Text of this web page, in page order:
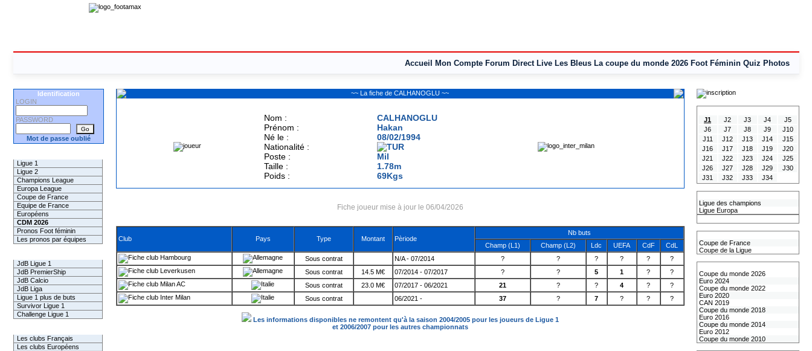
Accueil Mon Compte Forum Direct Live Les Bleus La coupe du monde 2026 Foot Féminin Quiz Photos
Identification
LOGIN
PASSWORD
Mot de passe oublié
Ligue 1
Ligue 2
Champions League
Europa League
Coupe de France
Equipe de France
Européens
CDM 2026
Pronos Foot féminin
Les pronos par équipes
JdB Ligue 1
JdB PremierShip
JdB Calcio
JdB Liga
Ligue 1 plus de buts
Survivor Ligue 1
Challenge Ligue 1
Les clubs Français
Les clubs Européens
~~ La fiche de CALHANOGLU ~~
Nom :
CALHANOGLU
Prénom :
Hakan
Né le :
08/02/1994
Nationalité :
Poste :
Mil
Taille :
1.78m
Poids :
69Kgs
Fiche joueur mise à jour le 06/04/2026
Club Pays Type Montant Pèriode
Nb buts
Champ (L1)
Champ (L2) Ldc UEFA CdF
CdL
Hambourg
Sous contrat N/A - 07/2014 ? ? ? ? ?
?
Leverkusen
Sous contrat 14.5 M€ 07/2014 - 07/2017 ? ? 5 1 ?
?
Milan AC
Sous contrat 23.0 M€ 07/2017 - 06/2021 21 ? ? 4 ?
?
Inter Milan
Sous contrat 06/2021 - 37 ? 7 ? ? ?
Les informations disponibles ne remontent qu'à la saison 2004/2005 pour les joueurs de Ligue 1
et 2006/2007 pour les autres championnats
J1
J2 J3 J4
J5
J6
J7 J8 J9
J10
J11
J12 J13 J14
J15
J16
J17 J18 J19
J20
J21
J22 J23 J24
J25
J26
J27 J28 J29
J30
J31
J32 J33 J34
Ligue des champions
Ligue Europa
Coupe de France
Coupe de la Ligue
Coupe du monde 2026
Euro 2024
Coupe du monde 2022
Euro 2020
CAN 2019
Coupe du monde 2018
Euro 2016
Coupe du monde 2014
Euro 2012
Coupe du monde 2010